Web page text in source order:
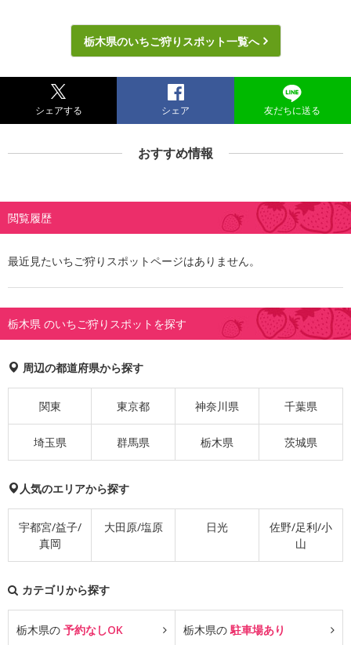
栃木県のいちご狩りスポット一覧へ
シェアする シェア 友だちに送る
おすすめ情報
閲覧履歴
最近見たいちご狩りスポットページはありません。
栃木県 のいちご狩りスポットを探す
周辺の都道府県から探す
関東 東京都 神奈川県 千葉県
埼玉県 群馬県 栃木県 茨城県
人気のエリアから探す
宇都宮/益子/
真岡
大田原/塩原 日光
佐野/足利/小
山
カテゴリから探す
栃木県の 予約なしOK 栃木県の駐車場あり